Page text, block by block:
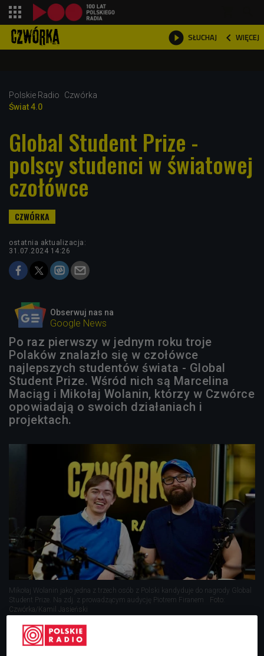
 SŁUCHAJ  WIĘCEJ

Polskie Radio
Czwórka
Świat 4.0
Global Student Prize -
polscy studenci w światowej
czołówce
ostatnia aktualizacja:
31.07.2024 14:26
Obserwuj nas na
Google News
Po raz pierwszy w jednym roku troje
Polaków znalazło się w czołówce
najlepszych studentów świata - Global
Student Prize. Wśród nich są Marcelina
Maciąg i Mikołaj Wolanin, którzy w Czwórce
opowiadają o swoich działaniach i
projektach.
Mikołaj Wolanin jako jedna z trzech osób z Polski kandyduje do nagrody Global
Student Prize. Na zdj. z prowadzącym audycję Piotrem Firanem
Foto:
Czwórka/Kamil Jasieński
Global Student Prize to prestiżowa nagroda
przyznawana uczniowi, który wywiera znaczący